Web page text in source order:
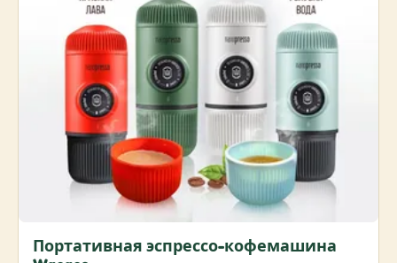
Портативная эспрессо-кофемашина